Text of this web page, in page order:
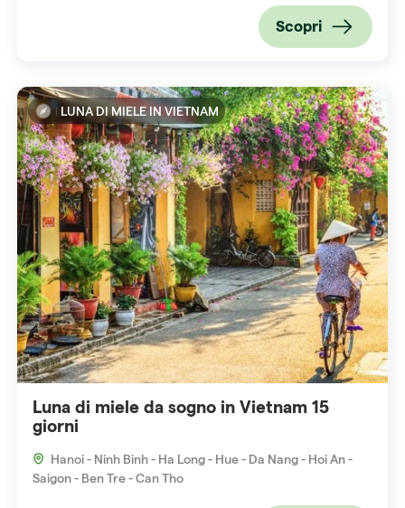
Scopri
LUNA DI MIELE IN VIETNAM
Luna di miele da sogno in Vietnam 15
giorni
Hanoi - Ninh Binh - Ha Long - Hue - Da Nang - Hoi An -
Saigon - Ben Tre - Can Tho